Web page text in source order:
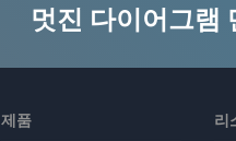
멋진 다이어그램
제품 리